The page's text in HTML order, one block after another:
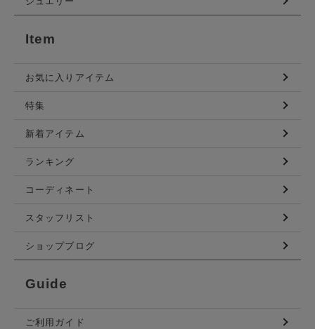
Item
お気に入りアイテム
特集
新着アイテム
ランキング
コーディネート
スタッフリスト
ショップブログ
Guide
ご利用ガイド